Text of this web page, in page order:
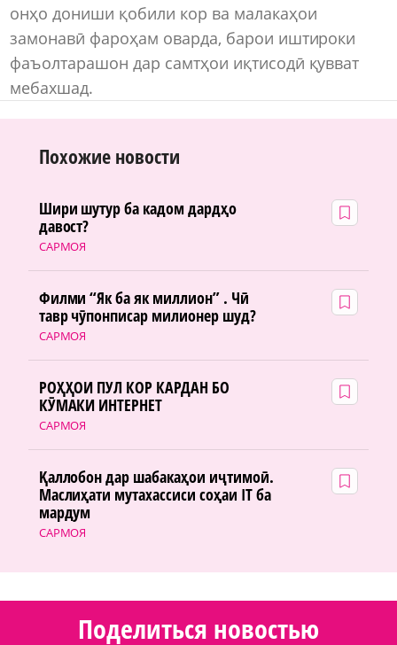
онҳо дониши қобили кор ва малакаҳои
замонавӣ фароҳам оварда, барои иштироки
фаъолтарашон дар самтҳои иқтисодӣ қувват
мебахшад.
Похожие новости
САРМОЯ
Шири шутур ба кадом дардҳо
давост?
САРМОЯ
Филми “Як ба як миллион” . Чӣ
тавр чӯпонписар милионер шуд?
САРМОЯ
РОҲҲОИ ПУЛ КОР КАРДАН БО
КӮМАКИ ИНТЕРНЕТ
САРМОЯ
Қаллобон дар шабакаҳои иҷтимоӣ.
Маслиҳати мутахассиси соҳаи IT ба
мардум
Поделиться новостью